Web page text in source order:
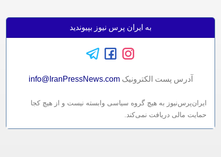
به ایران پرس نیوز بپیوندید
آدرس پست الکترونيکinfo@IranPressNews.com
ایران‌پرس‌نیوز به هیچ گروه سیاسی وابسته نیست و از هیچ کجا
حمایت مالی دریافت نمی‌کند.